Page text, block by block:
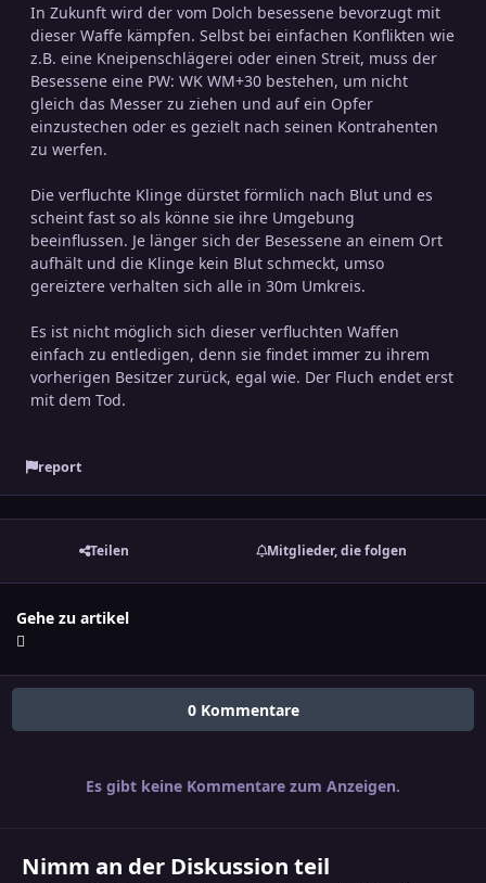
In Zukunft wird der vom Dolch besessene bevorzugt mit
dieser Waffe kämpfen. Selbst bei einfachen Konflikten wie
z.B. eine Kneipenschlägerei oder einen Streit, muss der
Besessene eine PW: WK WM+30 bestehen, um nicht
gleich das Messer zu ziehen und auf ein Opfer
einzustechen oder es gezielt nach seinen Kontrahenten
zu werfen.
Die verfluchte Klinge dürstet förmlich nach Blut und es
scheint fast so als könne sie ihre Umgebung
beeinflussen. Je länger sich der Besessene an einem Ort
aufhält und die Klinge kein Blut schmeckt, umso
gereiztere verhalten sich alle in 30m Umkreis.
Es ist nicht möglich sich dieser verfluchten Waffen
einfach zu entledigen, denn sie findet immer zu ihrem
vorherigen Besitzer zurück, egal wie. Der Fluch endet erst
mit dem Tod.
report
Teilen Mitglieder, die folgen
Gehe zu artikel
0 Kommentare
Es gibt keine Kommentare zum Anzeigen.
Nimm an der Diskussion teil